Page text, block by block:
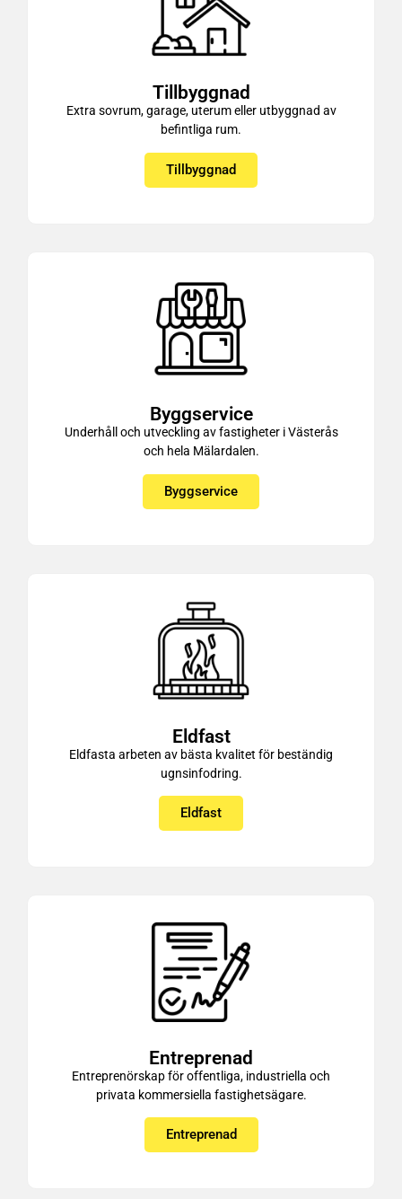
Tillbyggnad
Extra sovrum, garage, uterum eller utbyggnad av
befintliga rum.
Tillbyggnad
Byggservice
Underhåll och utveckling av fastigheter i Västerås
och hela Mälardalen.
Byggservice
Eldfast
Eldfasta arbeten av bästa kvalitet för beständig
ugnsinfodring.
Eldfast
Entreprenad
Entreprenörskap för offentliga, industriella och
privata kommersiella fastighetsägare.
Entreprenad